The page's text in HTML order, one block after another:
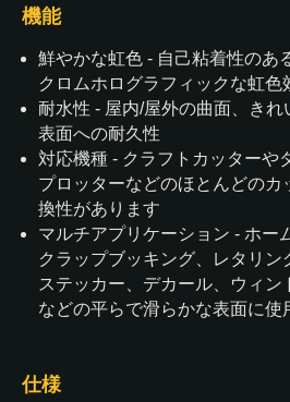
機能
鮮やかな虹色 - 自己粘着性のあ
クロムホログラフィックな虹色
耐水性 - 屋内/屋外の曲面、き
表面への耐久性
対応機種 - クラフトカッターや
プロッターなどのほとんどのカ
換性があります
マルチアプリケーション - ホー
クラップブッキング、レタリン
ステッカー、デカール、ウィン
などの平らで滑らかな表面に使
仕様